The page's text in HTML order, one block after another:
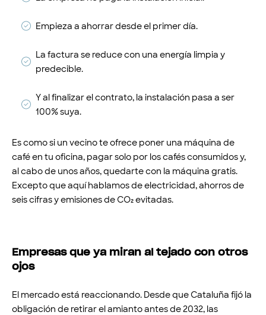
Empieza a ahorrar desde el primer día.
La factura se reduce con una energía limpia y
predecible.
Y al finalizar el contrato, la instalación pasa a ser
100% suya.
Es como si un vecino te ofrece poner una máquina de
café en tu oficina, pagar solo por los cafés consumidos y,
al cabo de unos años, quedarte con la máquina gratis.
Excepto que aquí hablamos de electricidad, ahorros de
seis cifras y emisiones de CO₂ evitadas.
Empresas que ya miran al tejado con otros
ojos
El mercado está reaccionando. Desde que Cataluña fijó la
obligación de retirar el amianto antes de 2032, las